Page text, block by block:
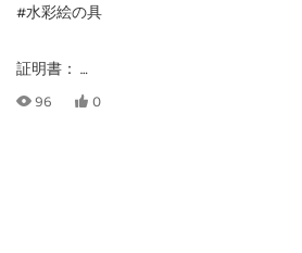
サイズ：
#水彩絵の具
証明書：
CE, EN71-1, -2, -3, TRA, ASTM-D4236
96 0